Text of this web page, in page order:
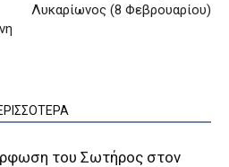
Λυκαρίωνος (8 Φεβρουαρίου)
του Σωτήρος στον